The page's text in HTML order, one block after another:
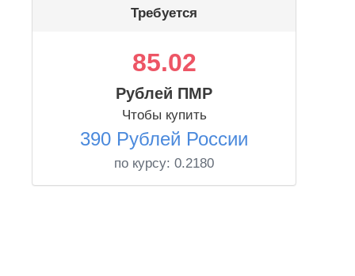
Требуется
85.02
Рублей ПМР
Чтобы купить
390 Рублей России
по курсу: 0.2180